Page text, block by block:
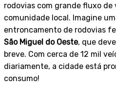
rodovias com grande fluxo de
comunidade local. Imagine
entroncamento de rodovias
São Miguel do Oeste, que
breve. Com cerca de 12 mil
diariamente, a cidade está
consumo!